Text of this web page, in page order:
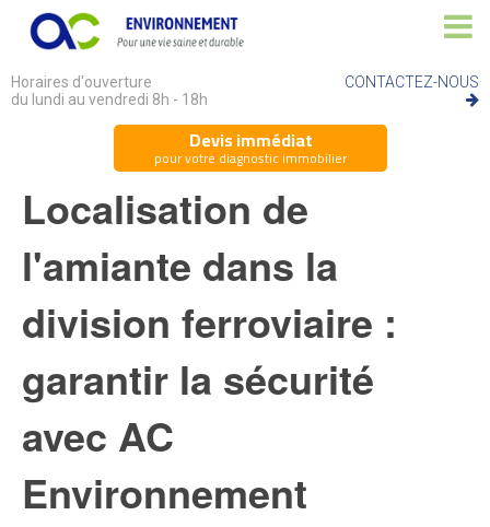
Horaires d'ouverture
du lundi au vendredi 8h - 18h
CONTACTEZ-NOUS
Devis immédiat
pour votre diagnostic immobilier
Localisation de
l'amiante dans la
division ferroviaire :
garantir la sécurité
avec AC
Environnement